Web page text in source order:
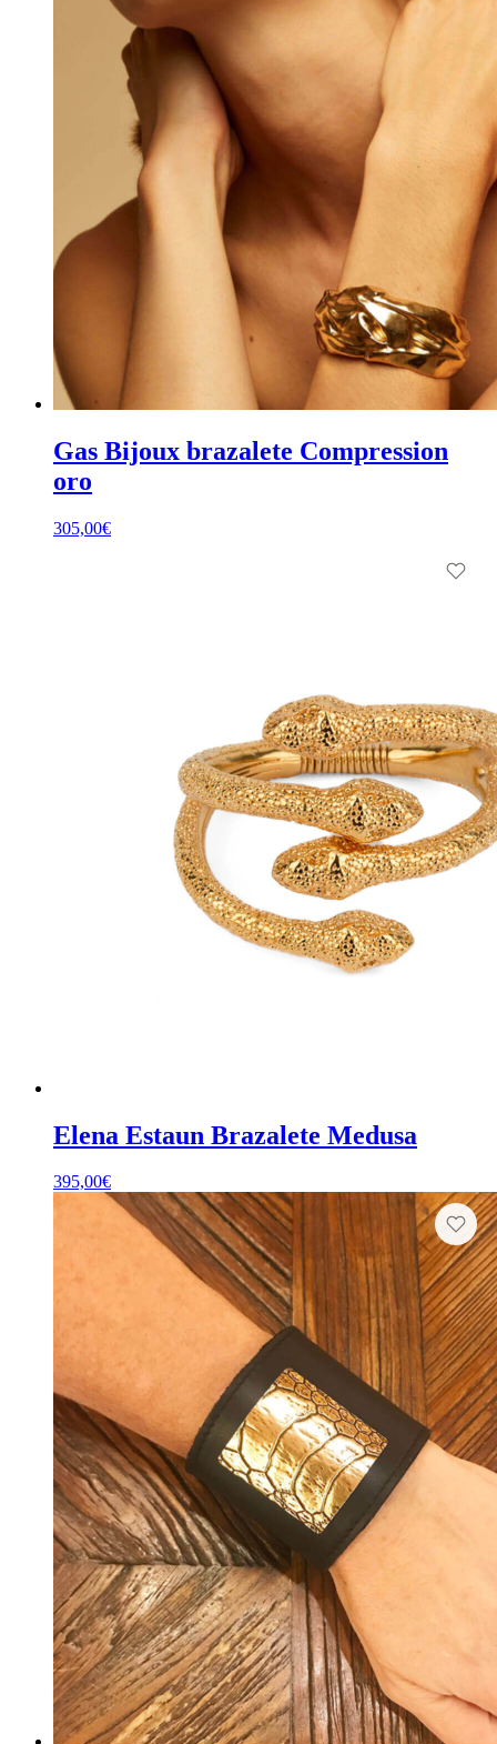
Gas Bijoux brazalete Compression
oro
305,00€
Elena Estaun Brazalete Medusa
395,00€